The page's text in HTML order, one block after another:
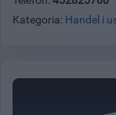
Kategoria: Handel i